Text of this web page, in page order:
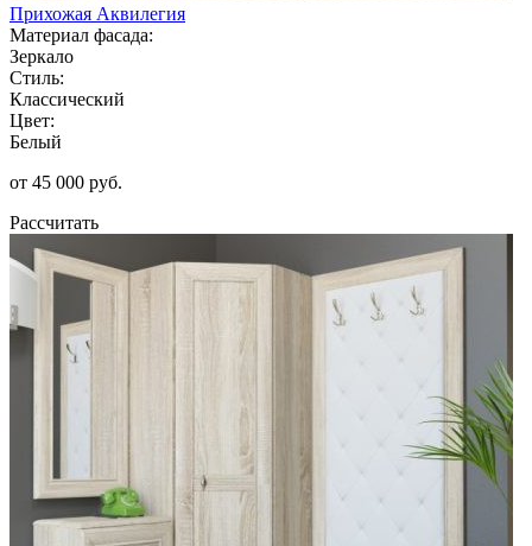
Прихожая Аквилегия
Материал фасада:
Зеркало
Стиль:
Классический
Цвет:
Белый
от 45 000 руб.
Рассчитать